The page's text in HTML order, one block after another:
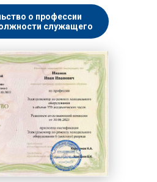
о профессии
служащего